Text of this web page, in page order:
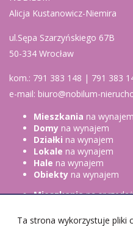
Alicja Kustanowicz-Niemira
ul.Sępa Szarzyńskiego 67B
50-334 Wrocław
kom.: 791 383 148 | 791 383
e-mail: biuro@nobilum-
Mieszkania na wynajem
Domy na wynajem
Działki na wynajem
Lokale na wynajem
Hale na wynajem
Obiekty na wynajem
Mieszkaniana sprzedaż
Działkina sprzedaż
Ta strona wykorzystuje pliki